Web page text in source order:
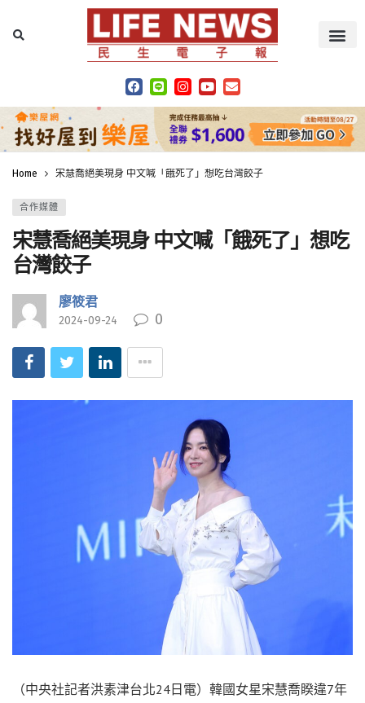
Home 宋慧喬絕美現身 中文喊「餓死了」想吃台灣餃子
合作媒體
宋慧喬絕美現身 中文喊「餓死了」想吃
台灣餃子
廖筱君
2024-09-24 0
（中央社記者洪素津台北24日電）韓國女星宋慧喬睽違7年